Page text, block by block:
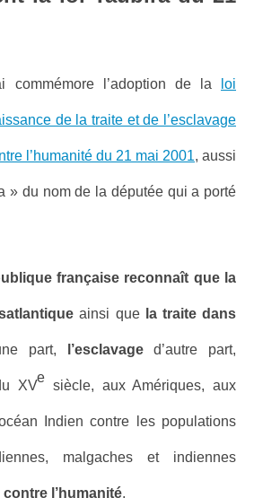
commémore l’adoption de la loi
de la traite et de l’esclavage
l’humanité du 21 mai 2001, aussi
» du nom de la députée qui a porté
française reconnaît que la
ainsi quela traite dans
part, l’esclavaged’autre part,
XV
e
siècle, aux Amériques, aux
Indien contre les populations
malgaches et indiennes
l’humanité.